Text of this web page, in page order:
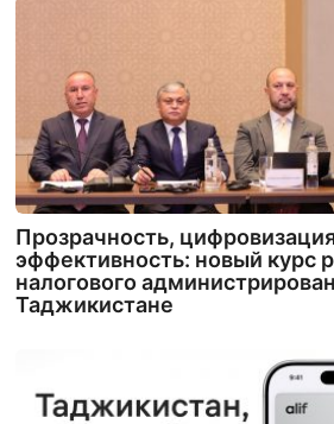
Прозрачность,
эффективность: новый курс
налогового
Таджикистане